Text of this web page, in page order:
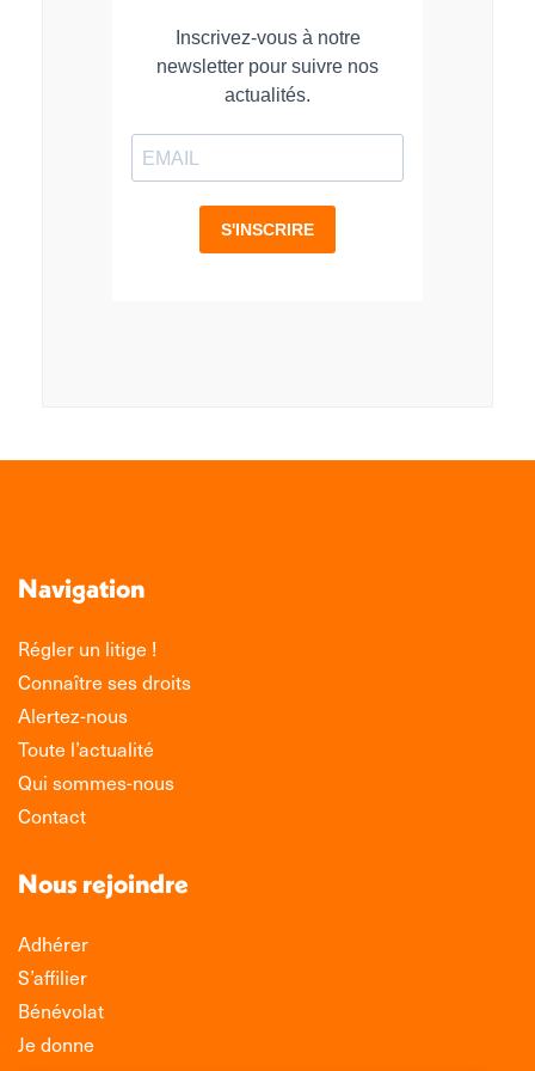
Navigation
Régler un litige !
Connaître ses droits
Alertez-nous
Toute l’actualité
Qui sommes-nous
Contact
Nous rejoindre
Adhérer
S’affilier
Bénévolat
Je donne